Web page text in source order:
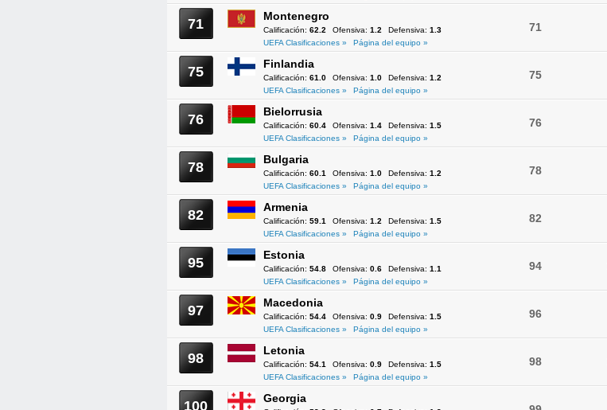
71 Montenegro
Calificación: 62.2 Ofensiva: 1.2 Defensiva: 1.3
UEFA Clasificaciones »
Página del equipo »
71
75 Finlandia
Calificación: 61.0 Ofensiva: 1.0 Defensiva: 1.2
UEFA Clasificaciones »
Página del equipo »
75
76 Bielorrusia
Calificación: 60.4 Ofensiva: 1.4 Defensiva: 1.5
UEFA Clasificaciones »
Página del equipo »
76
78 Bulgaria
Calificación: 60.1 Ofensiva: 1.0 Defensiva: 1.2
UEFA Clasificaciones »
Página del equipo »
78
82 Armenia
Calificación: 59.1 Ofensiva: 1.2 Defensiva: 1.5
UEFA Clasificaciones »
Página del equipo »
82
95 Estonia
Calificación: 54.8 Ofensiva: 0.6 Defensiva: 1.1
UEFA Clasificaciones »
Página del equipo »
94
97 Macedonia
Calificación: 54.4 Ofensiva: 0.9 Defensiva: 1.5
UEFA Clasificaciones »
Página del equipo »
96
98 Letonia
Calificación: 54.1 Ofensiva: 0.9 Defensiva: 1.5
UEFA Clasificaciones »
Página del equipo »
98
100 Georgia